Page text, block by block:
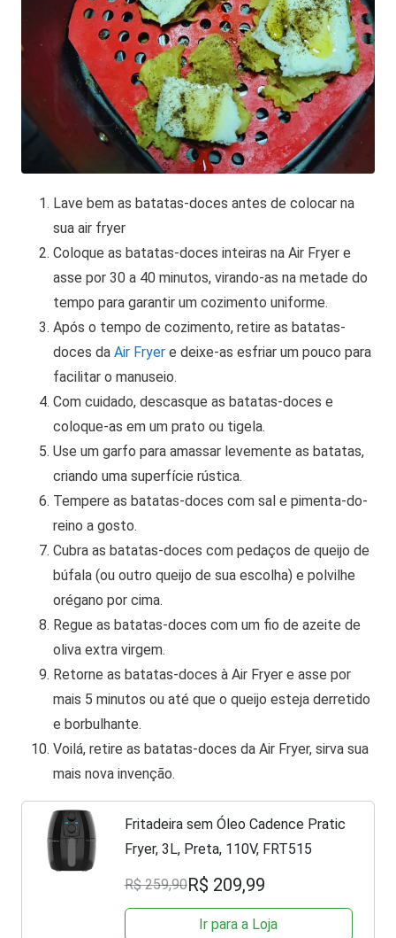
Lave bem as batatas-doces antes de colocar na
sua air fryer
Coloque as batatas-doces inteiras na Air Fryer e
asse por 30 a 40 minutos, virando-as na metade do
tempo para garantir um cozimento uniforme.
Após o tempo de cozimento, retire as batatas-
doces da Air Fryer e deixe-as esfriar um pouco para
facilitar o manuseio.
Com cuidado, descasque as batatas-doces e
coloque-as em um prato ou tigela.
Use um garfo para amassar levemente as batatas,
criando uma superfície rústica.
Tempere as batatas-doces com sal e pimenta-do-
reino a gosto.
Cubra as batatas-doces com pedaços de queijo de
búfala (ou outro queijo de sua escolha) e polvilhe
orégano por cima.
Regue as batatas-doces com um fio de azeite de
oliva extra virgem.
Retorne as batatas-doces à Air Fryer e asse por
mais 5 minutos ou até que o queijo esteja derretido
e borbulhante.
Voilá, retire as batatas-doces da Air Fryer, sirva sua
mais nova invenção.
Fritadeira sem Óleo Cadence Pratic
Fryer, 3L, Preta, 110V, FRT515
R$ 259,90R$ 209,99
Ir para a Loja